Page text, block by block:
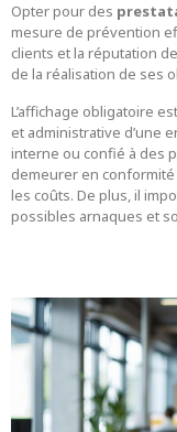
Opter pour des
mesure de prévention
clients et la réputation
de la réalisation de ses
L’affichage obligatoire
et administrative d’une
interne ou confié à des
demeurer en
les coûts. De plus, il
possibles arnaques et